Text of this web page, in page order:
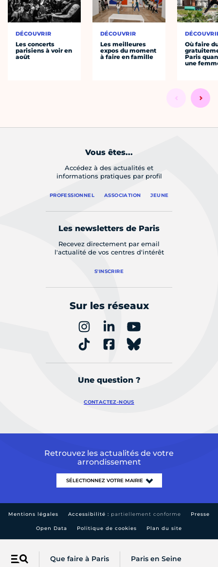
Menu Que faire à Paris Paris en Seine
DÉCOUVRIR
Les concerts
parisiens à voir en
août
DÉCOUVRIR
Les meilleures
expos du moment
à faire en famille
Où faire
Paris
une
Vous êtes...
Accédez à des actualités et
informations pratiques par profil
PROFESSIONNEL ASSOCIATION JEUNE
Les newsletters de Paris
Recevez directement par email
l'actualité de vos centres d'intérêt
S'INSCRIRE
Sur les réseaux
Une question ?
CONTACTEZ-NOUS
Retrouvez les actualités de votre
arrondissement
Mentions légales Accessibilité : partiellement conforme Presse
Open Data Politique de cookies Plan du site